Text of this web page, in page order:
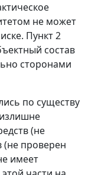
не может
Пункт 2
состав
сторонами
по существу
(не
(не проверен
имеет